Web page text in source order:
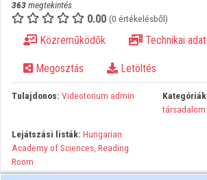
Intézmények
Közreműködők
363megtekintés
0.00 (0 értékelésből)
Közreműködők Technikai
Megosztás Letöltés
Tulajdonos: Videotorium admin
társadalom
Lejátszási listák: Hungarian
Academy of Sciences, Reading
Room